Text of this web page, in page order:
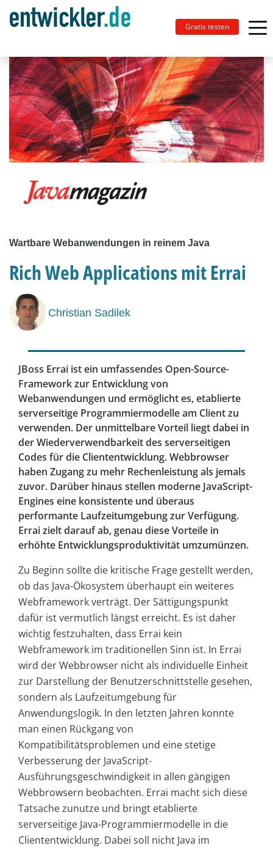
Gratis testen
Wartbare Webanwendungen in reinem Java
Rich Web Applications mit Errai
Christian Sadilek
JBoss Errai ist ein umfassendes Open-Source-
Framework zur Entwicklung von
Webanwendungen und ermöglicht es, etablierte
serverseitige Programmiermodelle am Client zu
verwenden. Der unmittelbare Vorteil liegt dabei in
der Wiederverwendbarkeit des serverseitigen
Codes für die Cliententwicklung. Web­browser
haben Zugang zu mehr Rechenleistung als jemals
zuvor. Darüber hinaus stellen moderne JavaScript-
Engines eine konsistente und überaus
performante Laufzeitumgebung zur Verfügung.
Errai zielt darauf ab, genau diese Vorteile in
erhöhte Entwicklungsproduktivität umzumünzen.
Zu Beginn sollte die kritische Frage gestellt werden,
ob das Java-Ökosystem überhaupt ein weiteres
Webframework verträgt. Der Sättigungspunkt
dafür ist vermutlich längst erreicht. Es ist daher
wichtig festzuhalten, dass Errai kein
Webframework im traditionellen Sinn ist. In Errai
wird der Webbrowser nicht als individuelle Einheit
zur Darstellung der Benutzerschnittstelle gesehen,
sondern als Laufzeitumgebung für
Anwendungslogik. In den letzten Jahren konnte
man einen Rückgang von
Kompatibilitätsproblemen und eine stetige
Verbesserung der JavaScript-
Ausführungsgeschwindigkeit in allen gängigen
Webbrowsern beobachten. Errai macht sich diese
Tatsache zunutze und bringt etablierte
serverseitige Java-Programmiermodelle in die
Cliententwicklung. Dabei soll nicht Java im